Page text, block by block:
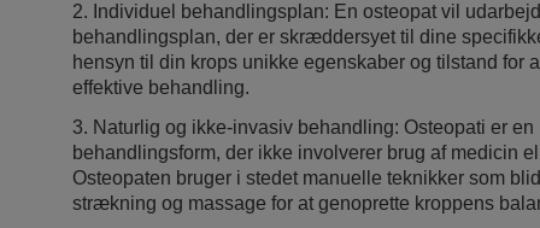
2. Individuel behandlingsplan: En osteopat vil
behandlingsplan, der er skræddersyet til dine
hensyn til din krops unikke egenskaber og tilstand for
effektive behandling.
3. Naturlig og ikke-invasiv behandling: Osteopati er
behandlingsform, der ikke involverer brug af medicin
Osteopaten bruger i stedet manuelle teknikker som
strækning og massage for at genoprette kroppens